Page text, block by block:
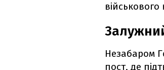
Незабаром
пост, де